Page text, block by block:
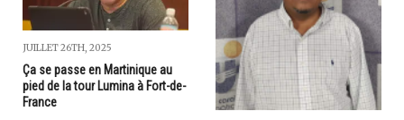
JUILLET 26TH, 2025
Ça se passe en Martinique au
pied de la tour Lumina à Fort-de-
France